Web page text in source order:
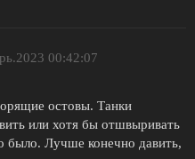
00:42:07
остовы. Танки
или хотя бы отшвыривать
было. Лучше конечно давить,